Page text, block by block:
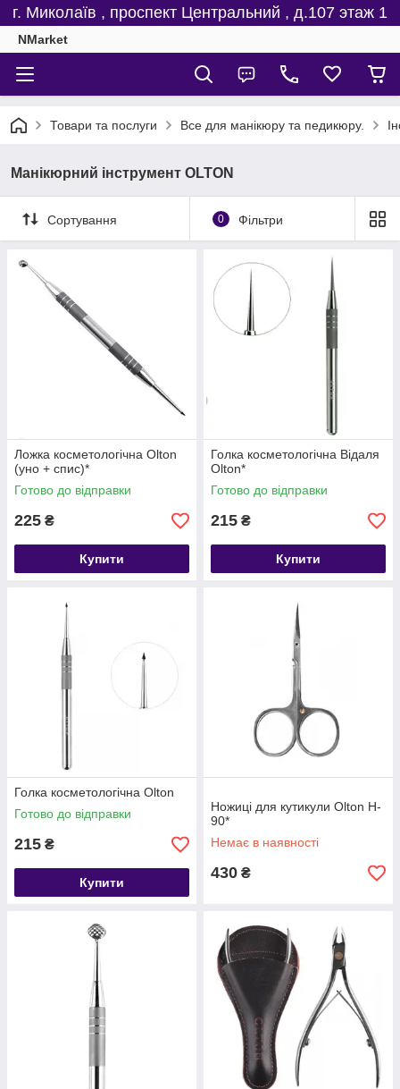
г. Миколаїв , проспект Центральний , д.107 этаж 1
NMarket
Товари та послуги Все для манікюру та педикюру.
Манікюрний інструмент OLTON
Сортування 0 Фільтри
Ложка косметологічна Olton
(уно + спис)*
Готово до відправки
225 ₴
Купити
Голка косметологічна Відаля
Olton*
Готово до відправки
215 ₴
Купити
Голка косметологічна Olton
Готово до відправки
215 ₴
Купити
Ножиці для кутикули Olton H-
90*
Немає в наявності
430 ₴